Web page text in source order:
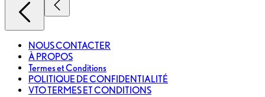
NOUS CONTACTER
À PROPOS
Termes et Conditions
POLITIQUE DE CONFIDENTIALITÉ
VTO TERMES ET CONDITIONS